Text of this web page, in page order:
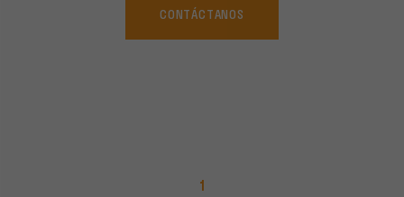
CONTÁCTANOS
1